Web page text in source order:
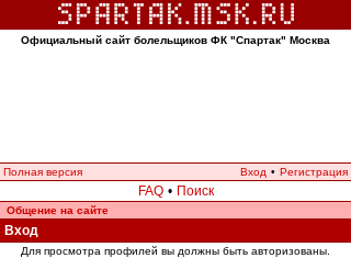
Официальный сайт болельщиков ФК "Спартак" Москва
Полная версия Вход • Регистрация
FAQ • Поиск
Общение на сайте
Вход
Для просмотра профилей вы должны быть авторизованы.